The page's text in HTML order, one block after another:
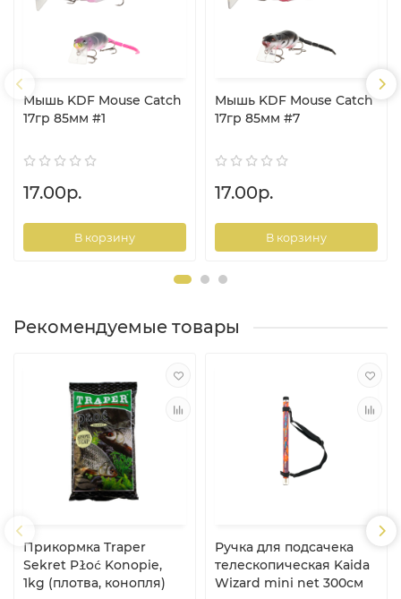
Мышь KDF Mouse Catch
17гр 85мм #1
17.00р.
В корзину
Мышь KDF Mouse Catch
17гр 85мм #7
17.00р.
В корзину
Рекомендуемые товары
Прикормка Traper
Sekret Płoć Konopie,
1kg (плотва, конопля)
Ручка для подсачека
телескопическая Kaida
Wizard mini net 300см